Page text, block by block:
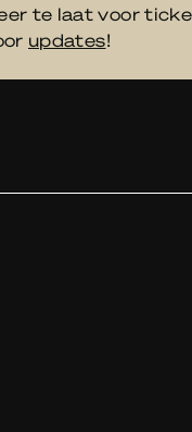
te laat voor
updates!